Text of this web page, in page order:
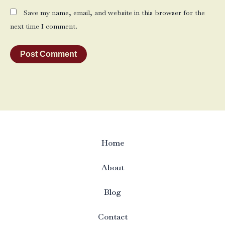
Save my name, email, and website in this browser for the
next time I comment.
Home
About
Blog
Contact